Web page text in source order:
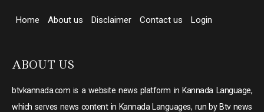
Home About us Disclaimer Contact us Login
ABOUT US
btvkannada.com is a website news platform in Kannada Language,
which serves news content in Kannada Languages, run by Btv news